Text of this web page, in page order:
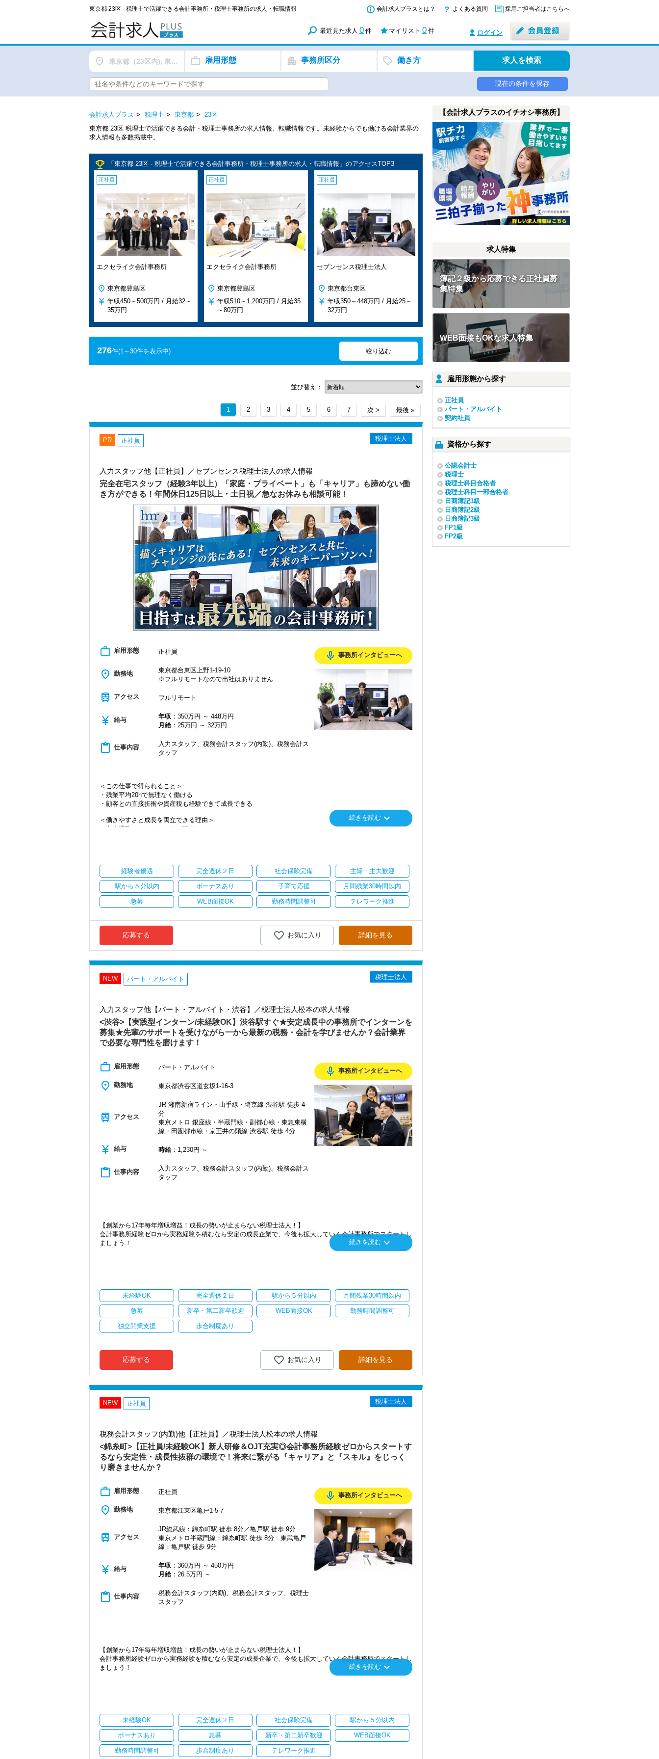
東京都 23区 - 税理士で活躍できる会計事務所・税理士事務所の求人・転職情報 会計求人プラスとは？ よくある質問 採用ご担当者はこちらへ
最近見た求人 0 件 マイリスト 0 件 ログイン
東京都（23区内), 東京都（都下） 雇用形態 事務所区分 働き方 求人を検索
現在の条件を保存
会計求人プラス 税理士 東京都
23区
東京都 23区 税理士で活躍できる会計・税理士事務所の求人情報、転職情報です。未経験からでも働ける会計業界の
求人情報も多数掲載中。
emoji_events 「東京都 23区 - 税理士で活躍できる会計事務所・税理士事務所の求人・転職情報」のアクセスTOP3
正社員
エクセライク会計事務所
東京都豊島区
年収450～500万円 / 月給32～
35万円
正社員
エクセライク会計事務所
東京都豊島区
年収510～1,200万円 / 月給35
～80万円
正社員
セブンセンス税理士法人
東京都台東区
年収350～448万円 / 月給25～
32万円
276件(1～30件を表示中)
並び替え：
1 2 3 4 5 6 7 次 > 最後 »
PR 正社員 税理士法人
入力スタッフ他【正社員】／セブンセンス税理士法人の求人情報
完全在宅スタッフ（経験3年以上）「家庭・プライベート」も「キャリア」も諦めない働
き方ができる！年間休日125日以上・土日祝／急なお休みも相談可能！
work_outline 雇用形態 正社員
place 勤務地
東京都台東区上野1-19-10
※フルリモートなので出社はありません
train アクセス フルリモート
currency_yen 給与 年収 ：350万円 ～ 448万円
月給：25万円 ～ 32万円
content_paste 仕事内容
入力スタッフ、税務会計スタッフ(内勤)、税務会計ス
タッフ
mic_none 事務所インタビューへ
＜この仕事で得られること＞
・残業平均20hで無理なく働ける
・顧客との直接折衝や資産税も経験できて成長できる
＜働きやすさと成長を両立できる理由＞
・入力業務はアシスタントが担当
・顧客と直接折衝する機会が豊富
・経験値が自然と積み上がる環境
＜働きやすい環境＞
・有給取得率90％以上
・年間休日125日以上
・男性の育休取得率100％
・テレワーク導入済み
・全席デュアルモニタ完備
・クライアント2500社以上
・9割が紹介の安定基盤
・一般企業～医療・学校法人まで対応
・相続／事業承継／M&Aにも対応
＜成長中の税理士法人＞
・全国14拠点で事業展開
・従業員240名以上に拡大
・専門家が在籍しワンストップ支援
＜学びを後押し＞
・書籍購入費／研修費は全額会社負担
・資格取得を目指す社員が多数
＜募集の背景＞
・事業拡大に伴う増員募集
・将来の中核人材を募集
＜先輩スタッフの声＞
Q. 当事務所を選んだ理由は？
A. 幅広い業務を経験できる点に魅力を感じ、入所を決めました。
Q. 職場の雰囲気は？
A. 上司や先輩に相談しやすく、風通しの良い職場だと感じています。
＜求める人材＞
・資産税など専門性を高めたい方
・将来的にマネジメントに関わりたい方
＜まずはカジュアル面談へ＞
・事前に気軽な面談を実施
・ざっくばらんに質問OK
・納得後に選考へ進めます
・入社時期は柔軟に対応
・半年～1年の調整も可能
まずはカジュアル面談からでも歓迎です
「応募する」からお気軽にご連絡ください。
続きを読む keyboard_arrow_down
経験者優遇 完全週休２日 社会保険完備 主婦・主夫歓迎
駅から５分以内 ボーナスあり 子育て応援 月間残業30時間以内
急募 WEB面接OK 勤務時間調整可 テレワーク推進
応募する 詳細を見る
お気に入り
NEW パート・アルバイト 税理士法人
入力スタッフ他【パート・アルバイト・渋谷】／税理士法人松本の求人情報
<渋谷>【実践型インターン/未経験OK】渋谷駅すぐ★安定成長中の事務所でインターンを
募集★先輩のサポートを受けながら一から最新の税務・会計を学びませんか？会計業界
で必要な専門性を磨けます！
work_outline 雇用形態 パート・アルバイト
place 勤務地 東京都渋谷区道玄坂1-16-3
train アクセス
JR 湘南新宿ライン・山手線・埼京線 渋谷駅 徒歩 4
分
東京メトロ 銀座線・半蔵門線・副都心線・東急東横
線・田園都市線・京王井の頭線 渋谷駅 徒歩 4分
currency_yen 給与 時給：1,230円 ～
content_paste 仕事内容
入力スタッフ、税務会計スタッフ(内勤)、税務会計ス
タッフ
mic_none 事務所インタビューへ
【創業から17年毎年増収増益！成長の勢いが止まらない税理士法人！】
会計事務所経験ゼロから実務経験を積むなら安定の成長企業で、今後も拡大していく会計事務所でスタートし
ましょう！
ています。
安定性抜群の環境で自己成長を実現できます。
社員の持つ「やる・やりたい」という気持ちを大事にしているため、資格を持っていなくても、スピーディー
なキャリアアップが可能です！
充実した実務重視のOJTで、安心して職務経験と知識をゼロから身に付けられます！
税務・会計の経験と知識を磨きながらステップアップを目指しませんか？
【対象業種100種以上！節税・融資・税務調査に強い税理士法人です】
お客様に事務所までご来社いただく来所型サービスで、中小企業の経営を幅広くサポートしています。
専門Webサイトを10サイト以上運営しており、新規顧問契約のお客様が毎年400件以上増加！
各オフィスに国税OB税理士が在籍しているので、税務調査にも精通しています。
税理士という仕事は不況に強い仕事で、融資対応、給付金のサポート、補助金のサポートなどお手伝いできる
業務は数多く存在しています。
そのため、全拠点でスタッフの増員に力を入れており、さらなるサービス品質の向上を目指しています。
また、職場環境の改善に積極的に取り組む企業に対して認証される「社労士診断認証制度」を取得しました。
「職場環境改善宣言企業」と「経営労務診断実施企業」の認定を受け、今後も社員が働きやすい環境づくりを
長く安心して働ける環境を用意してお待ちしておりますので、当社で将来の不安なく働いてみませんか？
【渋谷の事務所はこんなオフィスです】
2021年6月にオープンしたオフィス。
新宿オフィスの精鋭スタッフが立ち上げメンバーとして運営をスタートしました。
都心部ということもあり、IT系など最先端の技術を取り扱うお客様が多いのが特徴です。
20代が中心となっており、専門学校が近くにあることから資格取得に励むスタッフが多く活躍しています。
若いメンバーが多く明るい雰囲気で、全員がやる気に満ちあふれています。
自主性がある方には活躍できる舞台はいくらでもご用意するので、この業界で何か成し遂げたい目標がある方
【ご紹介が多い安定企業でお客様から一番に信頼される税務のプロを目指せます】
私達は「税務のプロフェッショナルとしてお客様に寄り添う」ことが一つの使命です。
今後もお客様に満足していただけるようにスキルの向上を目指し、税務のプロとして高い信頼を獲得していき
ます。
お客様から信頼され、心の通ったサービスを提供する真の「税務プロフェッショナル」としての道を私たちと
実践型インターンは成⻑性を重視していて、やりがいを持てることとステップアップできることを第一に考え
ています。
将来会計事務所で活躍したい熱い想いのある方、お待ちしています！
【実務型研修・教育制度充実！学生の間に、これからの会計業界で生き残るために必要な専門性を磨けます】
続きを読む keyboard_arrow_down
未経験OK 完全週休２日 駅から５分以内 月間残業30時間以内
急募 新卒・第二新卒歓迎 WEB面接OK 勤務時間調整可
独立開業支援 歩合制度あり
応募する 詳細を見る
お気に入り
NEW 正社員 税理士法人
税務会計スタッフ(内勤)他【正社員】／税理士法人松本の求人情報
<錦糸町>【正社員/未経験OK】新人研修＆OJT充実◎会計事務所経験ゼロからスタートす
るなら安定性・成長性抜群の環境で！将来に繋がる『キャリア』と『スキル』をじっく
り磨きませんか？
work_outline 雇用形態 正社員
place 勤務地 東京都江東区亀戸1-5-7
train アクセス
JR総武線：錦糸町駅 徒歩 8分／亀戸駅 徒歩 9分
東京メトロ半蔵門線：錦糸町駅 徒歩 8分 東武亀戸
線：亀戸駅 徒歩 9分
currency_yen 給与 年収 ：360万円 ～ 450万円
月給：26.5万円 ～
content_paste 仕事内容
税務会計スタッフ(内勤)、税務会計スタッフ、税理士
スタッフ
mic_none 事務所インタビューへ
【創業から17年毎年増収増益！成長の勢いが止まらない税理士法人！】
会計事務所経験ゼロから実務経験を積むなら安定の成長企業で、今後も拡大していく会計事務所でスタートし
ましょう！
ています。
安定性抜群の環境で自己成長を実現できます。
社員の持つ「やる・やりたい」という気持ちを大事にしているため、資格を持っていなくても、スピーディー
なキャリアアップが可能です！
続きを読む keyboard_arrow_down
未経験OK 完全週休２日 社会保険完備 駅から５分以内
ボーナスあり 急募 新卒・第二新卒歓迎 WEB面接OK
勤務時間調整可 歩合制度あり テレワーク推進
【会計求人プラスのイチオシ事務所】
求人特集
簿記２級から応募できる正社員募
集特集
WEB面接もOKな求人特集
雇用形態から探す
正社員
パート・アルバイト
契約社員
資格から探す
公認会計士
税理士
税理士科目合格者
税理士科目一部合格者
日商簿記1級
日商簿記2級
日商簿記3級
FP1級
FP2級